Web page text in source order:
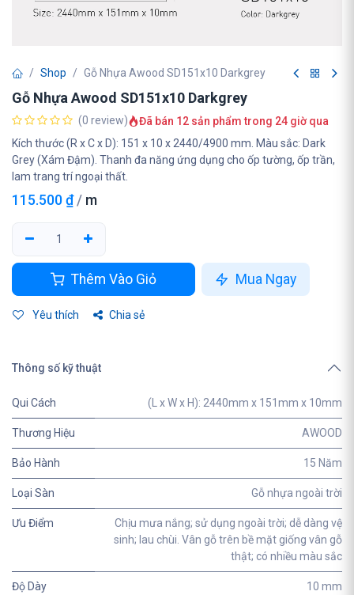
Shop Gỗ Nhựa Awood SD151x10 Darkgrey
Gỗ Nhựa Awood SD151x10 Darkgrey
(0 review)
Đã bán 12 sản phẩm trong 24 giờ qua
Kích thước (R x C x D): 151 x 10 x 2440/4900 mm. Màu sắc: Dark
Grey (Xám Đậm). Thanh đa năng ứng dụng cho ốp tường, ốp trần,
lam trang trí ngoại thất.
115.500₫ / m
Thêm Vào Giỏ Mua Ngay
Yêu thích Chia sẻ
Thông số kỹ thuật
Qui Cách (L x W x H): 2440mm x 151mm x 10mm
Thương Hiệu AWOOD
Bảo Hành 15 Năm
Loại Sàn Gỗ nhựa ngoài trời
Ưu Điểm
Chịu mưa nắng; sử dụng ngoài trời; dễ dàng vệ
sinh; lau chùi. Vân gỗ trên bề mặt giống vân gỗ
thật; có nhiều màu sắc
Độ Dày 10 mm